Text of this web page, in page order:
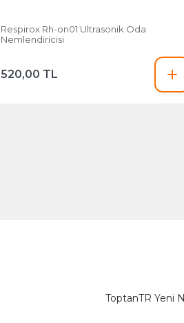
Respirox Rh-on01 Ultrasonik Oda
Nemlendiricisi
520,00 TL
ToptanTR Yeni